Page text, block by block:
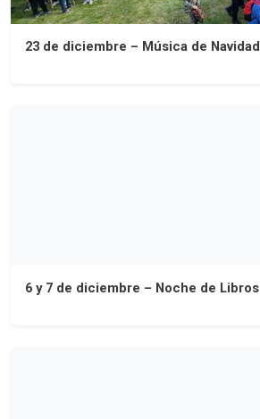
23 de diciembre – Música de Navidad
6 y 7 de diciembre – Noche de Libros